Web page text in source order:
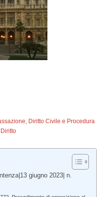
, Diritto Civile e Procedura
giugno 2023| n.